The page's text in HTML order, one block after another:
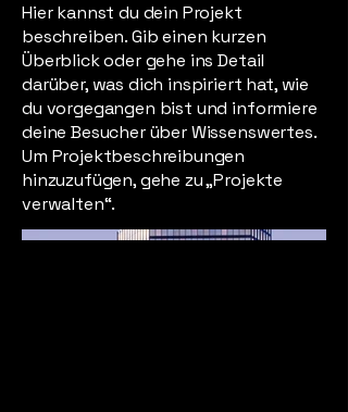
Hier kannst du dein Projekt
beschreiben. Gib einen kurzen
Überblick oder gehe ins Detail
darüber, was dich inspiriert hat, wie
du vorgegangen bist und informiere
deine Besucher über Wissenswertes.
Um Projektbeschreibungen
hinzuzufügen, gehe zu „Projekte
verwalten“.